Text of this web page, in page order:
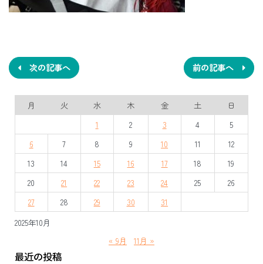
稿
ナ
ビ
ゲ
ー
シ
ョ
ン
前の記事へ
次の記事へ
2025年10月
月 火 水 木 金 土
日
1
2 3 4
5
6
7 8 9 10 11
12
13
14 15 16 17 18
19
20
21 22 23 24 25
26
27
28 29 30 31
« 9月 11月 »
最近の投稿